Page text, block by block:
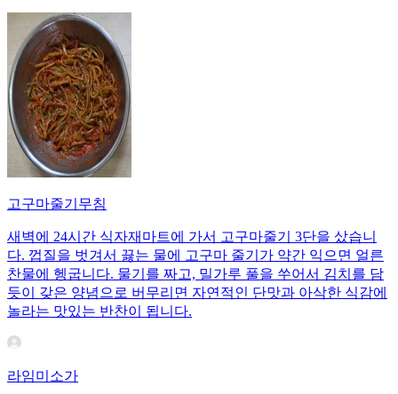
고구마줄기무침
새벽에 24시간 식자재마트에 가서 고구마줄기 3단을 샀습니
다. 껍질을 벗겨서 끓는 물에 고구마 줄기가 약간 익으면 얼른
찬물에 헹굽니다. 물기를 짜고, 밀가루 풀을 쑤어서 김치를 담
듯이 갖은 양념으로 버무리면 자연적인 단맛과 아삭한 식감에
놀라는 맛있는 반찬이 됩니다.
라임미소가